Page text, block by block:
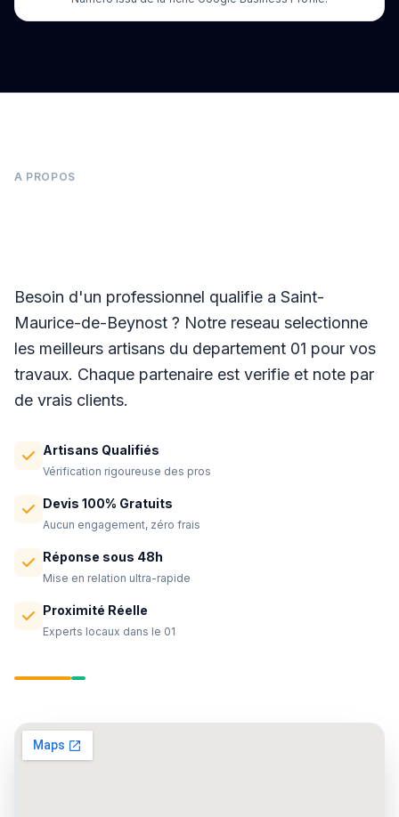
A PROPOS
Besoin d'un professionnel qualifie a Saint-
Maurice-de-Beynost ? Notre reseau selectionne
les meilleurs artisans du departement 01 pour vos
travaux. Chaque partenaire est verifie et note par
de vrais clients.
Artisans Qualifiés
Vérification rigoureuse des pros
Devis 100% Gratuits
Aucun engagement, zéro frais
Réponse sous 48h
Mise en relation ultra-rapide
Proximité Réelle
Experts locaux dans le 01